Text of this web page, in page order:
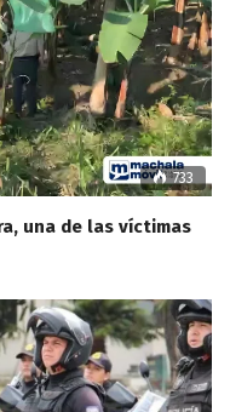
733
una de las víctimas